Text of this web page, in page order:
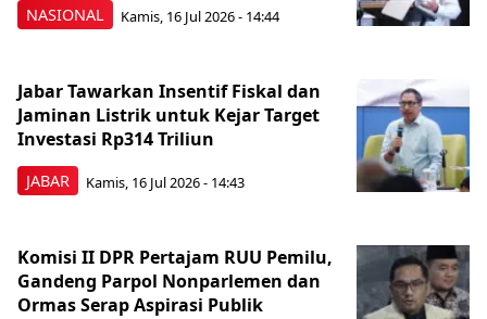
NASIONAL Kamis, 16 Jul 2026 - 14:44
JABAR
Jabar Tawarkan Insentif Fiskal dan
Jaminan Listrik untuk Kejar Target
Investasi Rp314 Triliun
Kamis, 16 Jul 2026 - 14:43
Komisi II DPR Pertajam RUU Pemilu,
Gandeng Parpol Nonparlemen dan
Ormas Serap Aspirasi Publik